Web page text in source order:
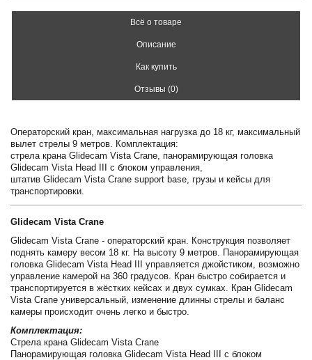
Всё о товаре
Описание
Как купить
Отзывы (0)
Операторский кран, максимальная нагрузка до 18 кг, максимальный
вылет стрелы 9 метров. Комплектация:
стрела крана Glidecam Vista Crane, панорамирующая головка
Glidecam Vista Head III с блоком управления,
штатив Glidecam Vista Crane support base, грузы и кейсы для
транспортировки.
Glidecam Vista Crane
Glidecam Vista Crane - операторский кран. Конструкция позволяет
поднять камеру весом 18 кг. На высоту 9 метров. Панорамирующая
головка Glidecam Vista Head III управляется джойстиком, возможно
управление камерой на 360 градусов. Кран быстро собирается и
транспортируется в жёстких кейсах и двух сумках. Кран Glidecam
Vista Crane универсальный, изменение длинны стрелы и баланс
камеры происходит очень легко и быстро.
Комплектация:
Стрела крана Glidecam Vista Crane
Панорамирующая головка Glidecam Vista Head III с блоком